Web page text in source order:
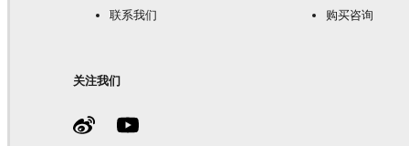
联系我们 购买咨询
关注我们